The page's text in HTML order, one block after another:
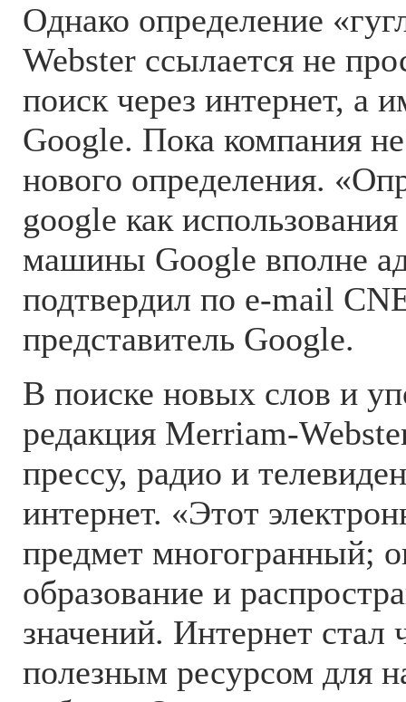
Однако определение
Webster ссылается не
поиск через интернет, а
Google. Пока компания
нового определения.
google как
машины Google вполне
подтвердил по e-mail
представитель Google.
В поиске новых слов и
редакция Merriam-
прессу, радио и
интернет. «Этот
предмет многогранный;
образование и
значений. Интернет стал
полезным ресурсом для